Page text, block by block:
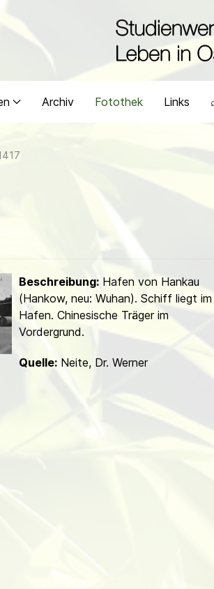
Archiv Fotothek Links
Beschreibung:Hafen von Hankau
(Hankow, neu: Wuhan). Schiff liegt im
Hafen. Chinesische Träger im
Vordergrund.
Quelle:Neite, Dr. Werner